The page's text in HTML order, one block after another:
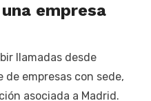
empresa
llamadas desde
de empresas con sede,
asociada a Madrid.